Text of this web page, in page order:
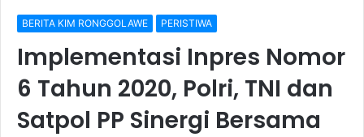
BERITA KIM RONGGOLAWE PERISTIWA
Implementasi Inpres Nomor
6 Tahun 2020, Polri, TNI dan
Satpol PP Sinergi Bersama